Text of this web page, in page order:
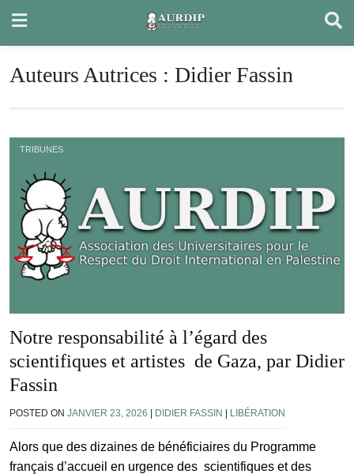
content
Auteurs Autrices : Didier Fassin
TRIBUNES
Notre responsabilité à l’égard des
scientifiques et artistes de Gaza, par Didier
Fassin
POSTED ON JANVIER 23, 2026 | DIDIER FASSIN | LIBÉRATION
Alors que des dizaines de bénéficiaires du Programme
français d’accueil en urgence des scientifiques et des